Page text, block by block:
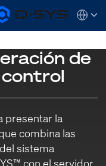
de
control
presentar la
combina las
sistema
con el servidor